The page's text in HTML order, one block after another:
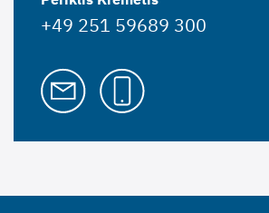
+49 251 59689 300